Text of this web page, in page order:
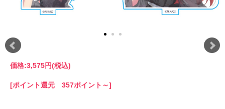
価格:3,575円(税込)
[ポイント還元 357ポイント～]